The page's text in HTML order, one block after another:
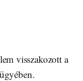
visszakozott a